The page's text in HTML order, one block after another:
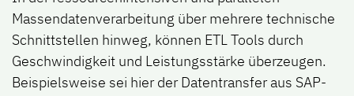
Massendatenverarbeitung über mehrere technische
Schnittstellen hinweg, können ETL Tools durch
Geschwindigkeit und Leistungsstärke überzeugen.
Beispielsweise sei hier der Datentransfer aus SAP-